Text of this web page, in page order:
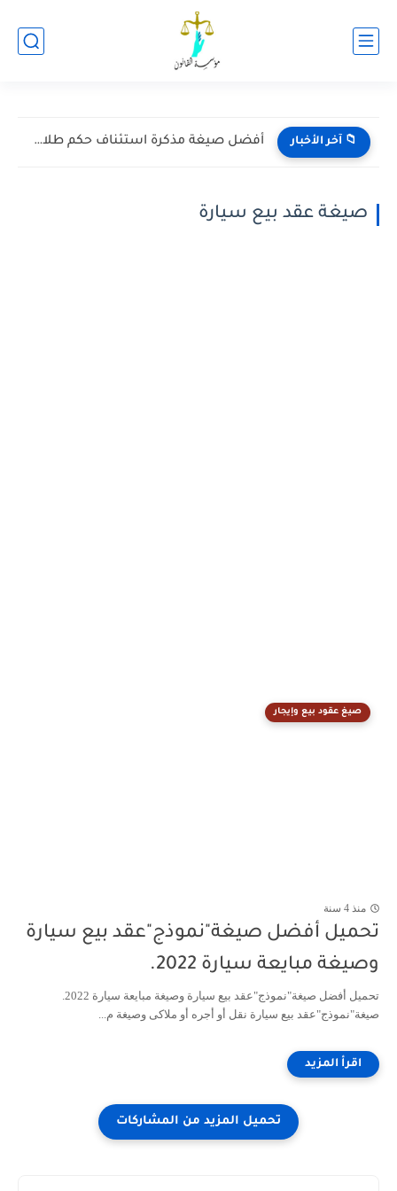
📁 آخر الأخبار أفضل صيغة مذكرة استئناف حكم طلاق للضرر مقدم من الزوج
صيغة عقد بيع سيارة
صيغ عقود بيع وإيجار
منذ 4 سنة
تحميل أفضل صيغة"نموذج"عقد بيع سيارة
وصيغة مبايعة سيارة 2022.
صيغة"نموذج"عقد بيع سيارة نقل أو أجره أو ملاكى وصيغة م...